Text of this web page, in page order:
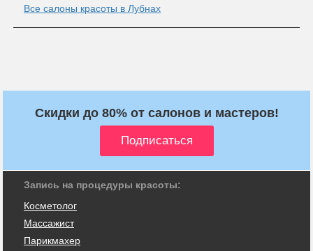
Все салоны красоты в Лубнах
Скидки до 80% от салонов и мастеров!
Запись на процедуры красоты:
Косметолог
Массажист
Парикмахер